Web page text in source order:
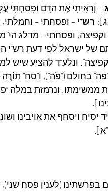
– וְרָאִיתִי אֶת הַדָּם וּפָסַחְתִּי
]: רש”י – ופסחתי – וחמלתי,
ופסחתי – מדלג
של ישראל לפי דעת רש”י
ונלע”ד להציע
בחולם (“פה”), ו”סח”
ונרמזת במלה
ויסחף את אויבינו